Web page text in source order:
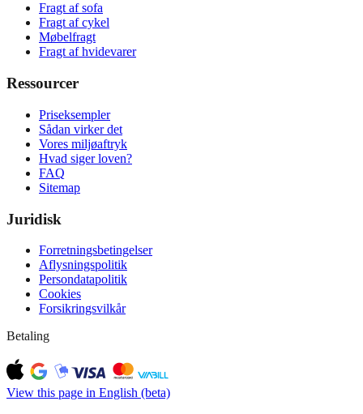
Fragt af sofa
Fragt af cykel
Møbelfragt
Fragt af hvidevarer
Ressourcer
Priseksempler
Sådan virker det
Vores miljøaftryk
Hvad siger loven?
FAQ
Sitemap
Juridisk
Forretningsbetingelser
Aflysningspolitik
Persondatapolitik
Cookies
Forsikringsvilkår
Betaling
View this page in English (beta)